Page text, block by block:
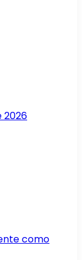
2026
como